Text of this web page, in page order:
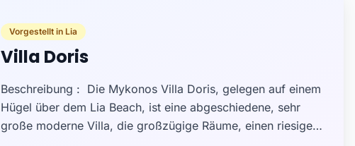
Vorgestellt in Lia
Villa Doris
Beschreibung : Die Mykonos Villa Doris, gelegen auf einem
Hügel über dem Lia Beach, ist eine abgeschiedene, sehr
große moderne Villa, die großzügige Räume, einen riesigen